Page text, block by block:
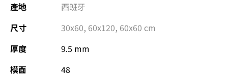
產地
西班牙
尺寸
30x60, 60x120, 60x60 cm
厚度
9.5 mm
模面
48